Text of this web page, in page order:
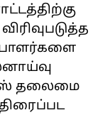
தலைமை